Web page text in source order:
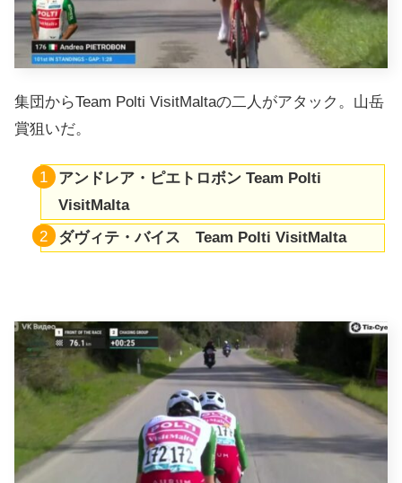
集団からTeam Polti VisitMaltaの二人がアタック。山岳
賞狙いだ。
アンドレア・ピエトロボン Team Polti
VisitMalta
ダヴィテ・バイス Team Polti VisitMalta